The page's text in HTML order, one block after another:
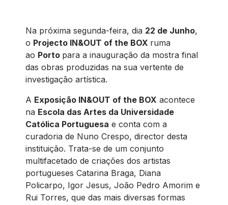
Na próxima segunda-feira, dia 22 de Junho,
o Projecto IN&OUT of the BOX ruma
ao Porto para a inauguração da mostra final
das obras produzidas na sua vertente de
investigação artística.
A Exposição IN&OUT of the BOX acontece
na Escola das Artes da Universidade
Católica Portuguesa e conta com a
curadoria de Nuno Crespo, director desta
instituição. Trata-se de um conjunto
multifacetado de criações dos artistas
portugueses Catarina Braga, Diana
Policarpo, Igor Jesus, João Pedro Amorim e
Rui Torres, que das mais diversas formas